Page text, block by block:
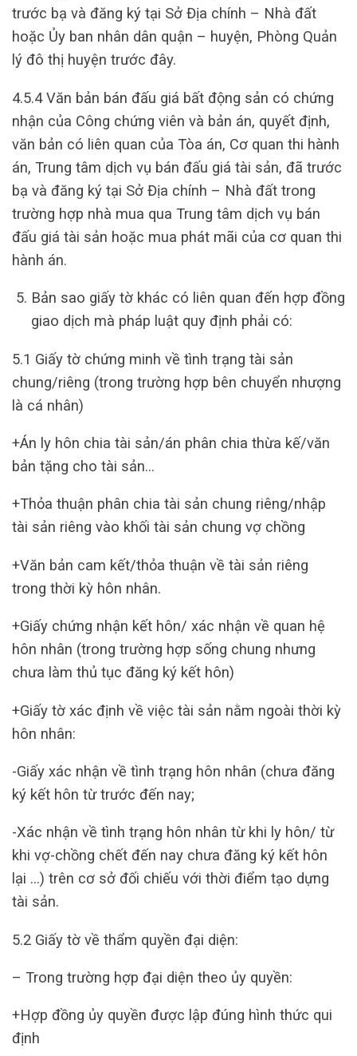
trước bạ và đăng ký tại Sở Địa chính – Nhà đất
hoặc Ủy ban nhân dân quận – huyện, Phòng Quản
lý đô thị huyện trước đây.
4.5.4 Văn bản bán đấu giá bất động sản có chứng
nhận của Công chứng viên và bản án, quyết định,
văn bản có liên quan của Tòa án, Cơ quan thi hành
án, Trung tâm dịch vụ bán đấu giá tài sản, đã trước
bạ và đăng ký tại Sở Địa chính – Nhà đất trong
trường hợp nhà mua qua Trung tâm dịch vụ bán
đấu giá tài sản hoặc mua phát mãi của cơ quan thi
hành án.
Bản sao giấy tờ khác có liên quan đến hợp đồng
giao dịch mà pháp luật quy định phải có:
5.1 Giấy tờ chứng minh về tình trạng tài sản
chung/riêng (trong trường hợp bên chuyển nhượng
là cá nhân)
+Án ly hôn chia tài sản/án phân chia thừa kế/văn
bản tặng cho tài sản…
+Thỏa thuận phân chia tài sản chung riêng/nhập
tài sản riêng vào khối tài sản chung vợ chồng
+Văn bản cam kết/thỏa thuận về tài sản riêng
trong thời kỳ hôn nhân.
+Giấy chứng nhận kết hôn/ xác nhận về quan hệ
hôn nhân (trong trường hợp sống chung nhưng
chưa làm thủ tục đăng ký kết hôn)
+Giấy tờ xác định về việc tài sản nằm ngoài thời kỳ
hôn nhân:
-Giấy xác nhận về tình trạng hôn nhân (chưa đăng
ký kết hôn từ trước đến nay;
-Xác nhận về tình trạng hôn nhân từ khi ly hôn/ từ
khi vợ-chồng chết đến nay chưa đăng ký kết hôn
lại …) trên cơ sở đối chiếu với thời điểm tạo dựng
tài sản.
5.2 Giấy tờ về thẩm quyền đại diện:
– Trong trường hợp đại diện theo ủy quyền:
+Hợp đồng ủy quyền được lập đúng hình thức qui
định